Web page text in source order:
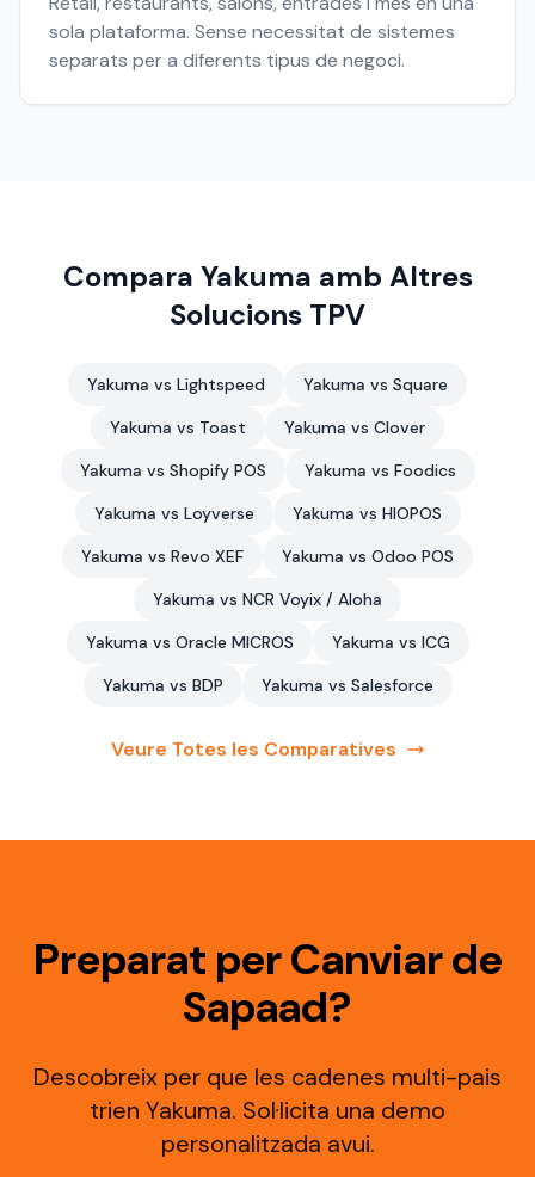
sola plataforma. Sense necessitat de sistemes
separats per a diferents tipus de negoci.
Compara Yakuma amb Altres
Solucions TPV
Yakuma vs Lightspeed
Yakuma vs Square
Yakuma vs Toast
Yakuma vs Clover
Yakuma vs Shopify POS
Yakuma vs Foodics
Yakuma vs Loyverse
Yakuma vs HIOPOS
Yakuma vs Revo XEF
Yakuma vs Odoo POS
Yakuma vs NCR Voyix / Aloha
Yakuma vs Oracle MICROS
Yakuma vs ICG
Yakuma vs BDP
Yakuma vs Salesforce
Veure Totes les Comparatives
Preparat per Canviar de
Sapaad?
Descobreix per que les cadenes multi-pais
trien Yakuma. Sol·licita una demo
personalitzada avui.